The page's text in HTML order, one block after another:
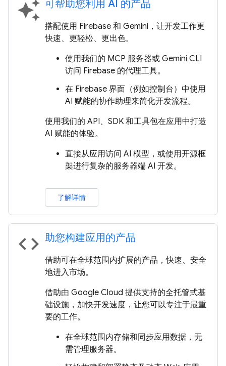
auto_awesome 可帮助您利用 AI 的产品
搭配使用 Firebase 和 Gemini，让开发工作更
快速、更轻松、更出色。
使用我们的 MCP 服务器或 Gemini CLI
访问 Firebase 的代理工具。
在 Firebase 界面（例如控制台）中使用
AI 赋能的协作助理来简化开发流程。
使用我们的 API、SDK 和工具包在应用中打造
AI 赋能的体验。
直接从应用访问 AI 模型，或使用开源框
架进行复杂的服务器端 AI 开发。
了解详情
code 助您构建应用的产品
借助可在全球范围内扩展的产品，快速、安全
地进入市场。
借助由 Google Cloud 提供支持的全托管式基
础设施，加快开发速度，让您可以专注于最重
要的工作。
在全球范围内存储和同步应用数据，无
需管理服务器。